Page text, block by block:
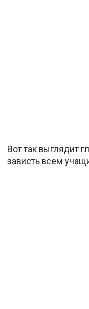
Вот так выглядит
зависть всем